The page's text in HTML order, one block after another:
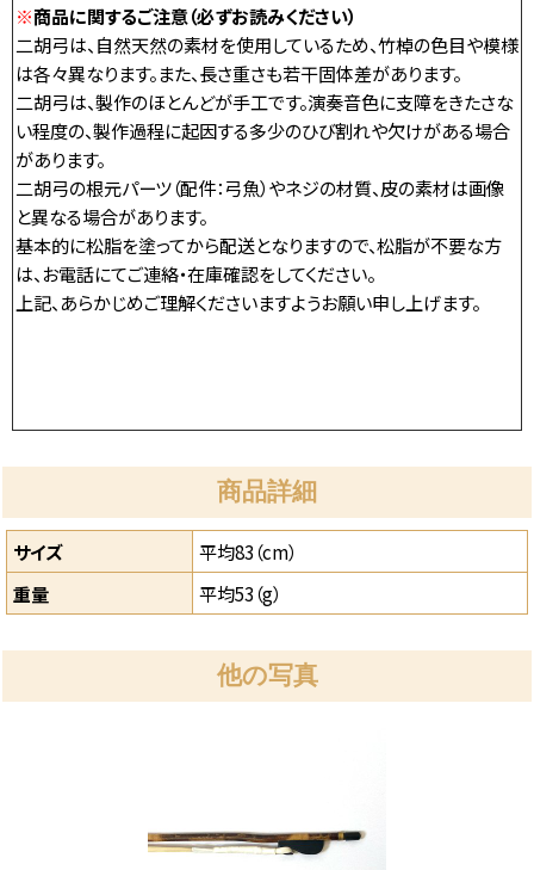
※商品に関するご注意（必ずお読みください）
二胡弓は、自然天然の素材を使用しているため、竹棹の色目や模様
は各々異なります。また、長さ重さも若干固体差があります。
二胡弓は、製作のほとんどが手工です。演奏音色に支障をきたさな
い程度の、製作過程に起因する多少のひび割れや欠けがある場合
があります。
二胡弓の根元パーツ（配件：弓魚）やネジの材質、皮の素材は画像
と異なる場合があります。
基本的に松脂を塗ってから配送となりますので、松脂が不要な方
は、お電話にてご連絡・在庫確認をしてください。
上記、あらかじめご理解くださいますようお願い申し上げます。
商品詳細
サイズ
平均83（cm）
重量
平均53（g）
他の写真